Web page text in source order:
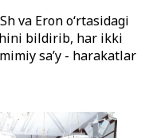
va Eron o‘rtasidagi
bildirib, har ikki
sa’y - harakatlar